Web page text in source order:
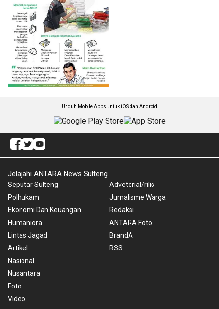
Unduh Mobile Apps untuk iOS dan Android
Jelajahi ANTARA News Sulteng
Seputar Sulteng
Polhukam
Ekonomi Dan Keuangan
Humaniora
Lintas Jagad
Artikel
Nasional
Nusantara
Foto
Video
Advetorial/rilis
Jurnalisme Warga
Redaksi
ANTARA Foto
BrandA
RSS